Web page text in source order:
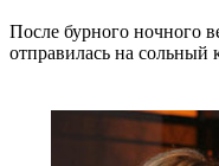
После бурного ночного
отправилась на сольный